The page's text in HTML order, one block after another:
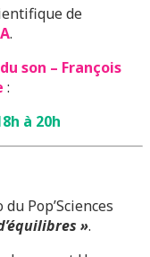
de
.
son – François
:
à 20h
Pop’Sciences
».